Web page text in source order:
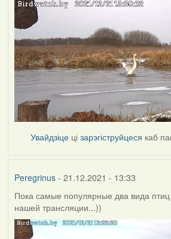
Увайдзіце цізарэгіструйцеся каб
Peregrinus- 21.12.2021 - 13:33
Пока самые популярные два вида
нашей трансляции...))